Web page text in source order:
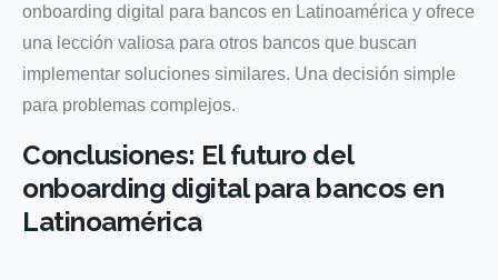
onboarding digital para bancos en Latinoamérica y ofrece
una lección valiosa para otros bancos que buscan
implementar soluciones similares. Una decisión simple
para problemas complejos.
Conclusiones: El futuro del
onboarding digital para bancos en
Latinoamérica